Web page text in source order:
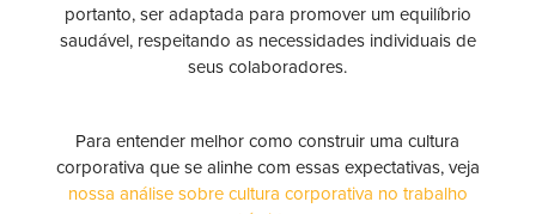
portanto, ser adaptada para promover um equilíbrio
saudável, respeitando as necessidades individuais de
seus colaboradores.
Para entender melhor como construir uma cultura
corporativa que se alinhe com essas expectativas, veja
nossa análise sobre cultura corporativa no trabalho